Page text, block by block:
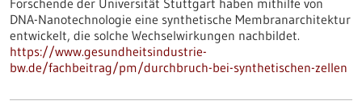
Forschende der Universität Stuttgart haben mithilfe von
DNA-Nanotechnologie eine synthetische Membranarchitektur
entwickelt, die solche Wechselwirkungen nachbildet.
https://www.gesundheitsindustrie-
bw.de/fachbeitrag/pm/durchbruch-bei-synthetischen-zellen